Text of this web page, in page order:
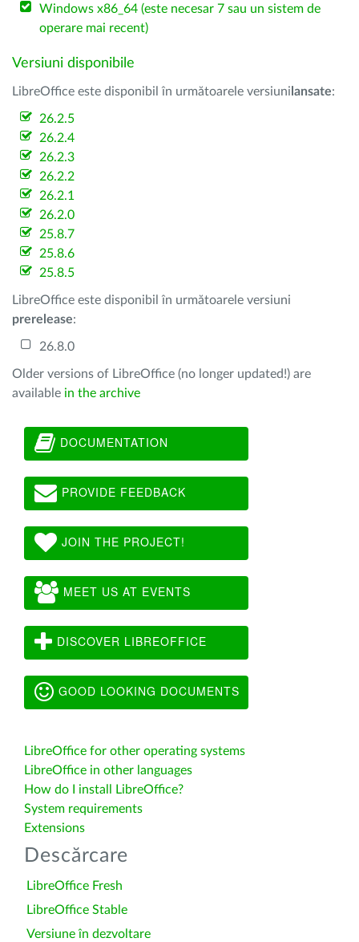
Windows x86_64 (este necesar 7 sau un sistem de
operare mai recent)
Versiuni disponibile
LibreOffice este disponibil în următoarele versiuni lansate:
26.2.5
26.2.4
26.2.3
26.2.2
26.2.1
26.2.0
25.8.7
25.8.6
25.8.5
LibreOffice este disponibil în următoarele versiuni
prerelease:
26.8.0
Older versions of LibreOffice (no longer updated!) are
available in the archive
DOCUMENTATION
PROVIDE FEEDBACK
JOIN THE PROJECT!
MEET US AT EVENTS
DISCOVER LIBREOFFICE
GOOD LOOKING DOCUMENTS
LibreOffice for other operating systems
LibreOffice in other languages
How do I install LibreOffice?
System requirements
Extensions
Descărcare
LibreOffice Fresh
LibreOffice Stable
Versiune în dezvoltare